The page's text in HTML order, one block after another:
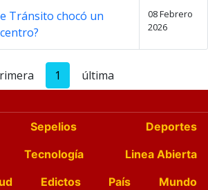
Tránsito chocó un
08 Febrero
2026
1 última
Sepelios
Deportes
Tecnología
Linea Abierta
Edictos País
Mundo